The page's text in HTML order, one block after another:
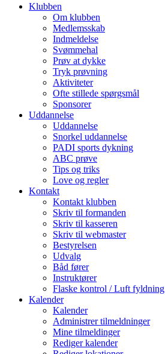
Klubben
Om klubben
Medlemsskab
Indmeldelse
Svømmehal
Prøv at dykke
Tryk prøvning
Aktiviteter
Ofte stillede spørgsmål
Sponsorer
Uddannelse
Uddannelse
Snorkel uddannelse
PADI sports dykning
ABC prøve
Tips og triks
Love og regler
Kontakt
Kontakt klubben
Skriv til formanden
Skriv til kasseren
Skriv til webmaster
Bestyrelsen
Udvalg
Båd fører
Instruktører
Flaske kontrol / Luft fyldning
Kalender
Kalender
Administrer tilmeldninger
Mine tilmeldinger
Rediger kalender